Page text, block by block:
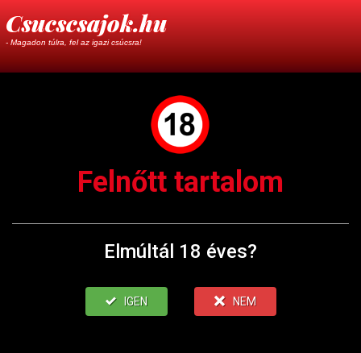
Csucscsajok.hu
- Magadon túlra, fel az igazi csúcsra!
Felnőtt tartalom
Elmúltál 18 éves?
IGEN NEM